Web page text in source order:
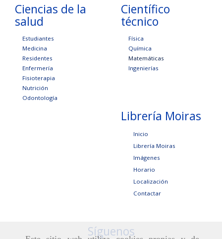
Ciencias de la
salud
Estudiantes
Medicina
Residentes
Enfermería
Fisioterapia
Nutrición
Odontología
Científico
técnico
Física
Química
Matemáticas
Ingenierías
Librería Moiras
Inicio
Librería Moiras
Imágenes
Horario
Localización
Contactar
Síguenos